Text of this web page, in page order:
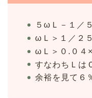
５ωＬ－１／
ωＬ＞１／２
ωＬ＞０.０４
すなわちＬは
余裕を見て６